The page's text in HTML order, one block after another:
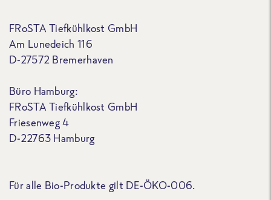
FRoSTA Tiefkühlkost GmbH
Am Lunedeich 116
D-27572 Bremerhaven
Büro Hamburg:
FRoSTA Tiefkühlkost GmbH
Friesenweg 4
D-22763 Hamburg
Für alle Bio-Produkte gilt DE-ÖKO-006.